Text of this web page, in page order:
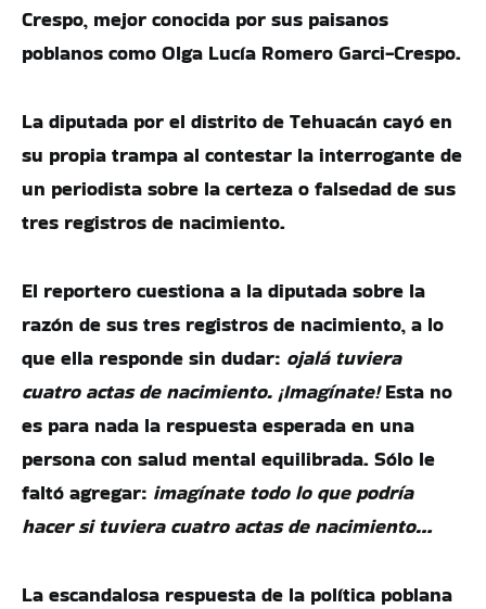
Crespo, mejor conocida por sus paisanos
poblanos como Olga Lucía Romero Garci-Crespo.
La diputada por el distrito de Tehuacán cayó en
su propia trampa al contestar la interrogante de
un periodista sobre la certeza o falsedad de sus
tres registros de nacimiento.
El reportero cuestiona a la diputada sobre la
razón de sus tres registros de nacimiento, a lo
que ella responde sin dudar: ojalá tuviera
cuatro actas de nacimiento. ¡Imagínate!Esta no
es para nada la respuesta esperada en una
persona con salud mental equilibrada. Sólo le
faltó agregar: imagínate todo lo que podría
hacer si tuviera cuatro actas de nacimiento…
La escandalosa respuesta de la política poblana